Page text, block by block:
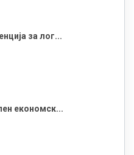
за лог...
економск...